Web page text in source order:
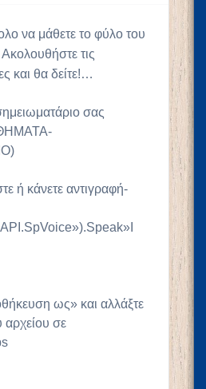
να μάθετε το φύλο του
τις
και θα δείτε!…
σας
ή κάνετε αντιγραφή-
ως» και αλλάξτε
αρχείου σε